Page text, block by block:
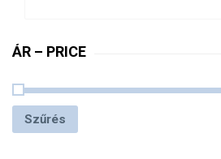
ÁR – PRICE
Szűrés